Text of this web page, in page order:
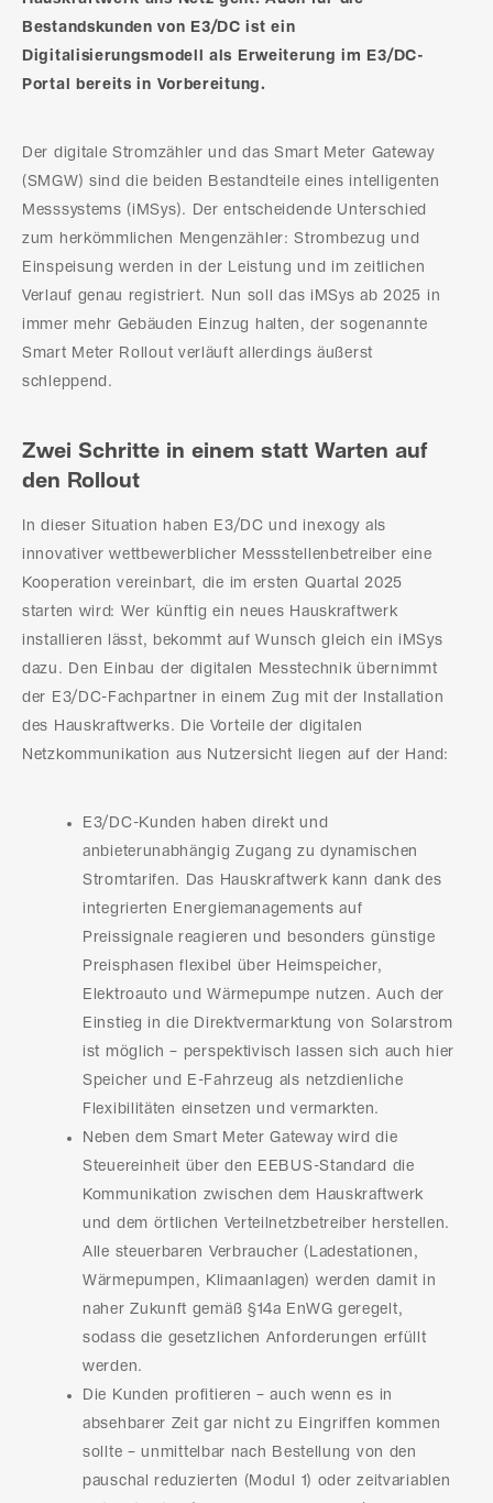
Bestandskunden von E3/DC ist ein
Digitalisierungsmodell als Erweiterung im E3/DC-
Portal bereits in Vorbereitung.
Der digitale Stromzähler und das Smart Meter Gateway
(SMGW) sind die beiden Bestandteile eines intelligenten
Messsystems (iMSys). Der entscheidende Unterschied
zum herkömmlichen Mengenzähler: Strombezug und
Einspeisung werden in der Leistung und im zeitlichen
Verlauf genau registriert. Nun soll das iMSys ab 2025 in
immer mehr Gebäuden Einzug halten, der sogenannte
Smart Meter Rollout verläuft allerdings äußerst
schleppend.
Zwei Schritte in einem statt Warten auf
den Rollout
In dieser Situation haben E3/DC und inexogy als
innovativer wettbewerblicher Messstellenbetreiber eine
Kooperation vereinbart, die im ersten Quartal 2025
starten wird: Wer künftig ein neues Hauskraftwerk
installieren lässt, bekommt auf Wunsch gleich ein iMSys
dazu. Den Einbau der digitalen Messtechnik übernimmt
der E3/DC-Fachpartner in einem Zug mit der Installation
des Hauskraftwerks. Die Vorteile der digitalen
Netzkommunikation aus Nutzersicht liegen auf der Hand:
E3/DC-Kunden haben direkt und
anbieterunabhängig Zugang zu dynamischen
Stromtarifen. Das Hauskraftwerk kann dank des
integrierten Energiemanagements auf
Preissignale reagieren und besonders günstige
Preisphasen flexibel über Heimspeicher,
Elektroauto und Wärmepumpe nutzen. Auch der
Einstieg in die Direktvermarktung von Solarstrom
ist möglich – perspektivisch lassen sich auch hier
Speicher und E-Fahrzeug als netzdienliche
Flexibilitäten einsetzen und vermarkten.
Neben dem Smart Meter Gateway wird die
Steuereinheit über den EEBUS-Standard die
Kommunikation zwischen dem Hauskraftwerk
und dem örtlichen Verteilnetzbetreiber herstellen.
Alle steuerbaren Verbraucher (Ladestationen,
Wärmepumpen, Klimaanlagen) werden damit in
naher Zukunft gemäß §14a EnWG geregelt,
sodass die gesetzlichen Anforderungen erfüllt
werden.
Die Kunden profitieren – auch wenn es in
absehbarer Zeit gar nicht zu Eingriffen kommen
sollte – unmittelbar nach Bestellung von den
pauschal reduzierten (Modul 1) oder zeitvariablen